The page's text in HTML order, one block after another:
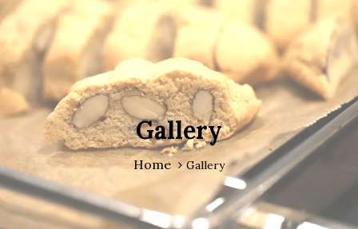
Gallery
Home Gallery